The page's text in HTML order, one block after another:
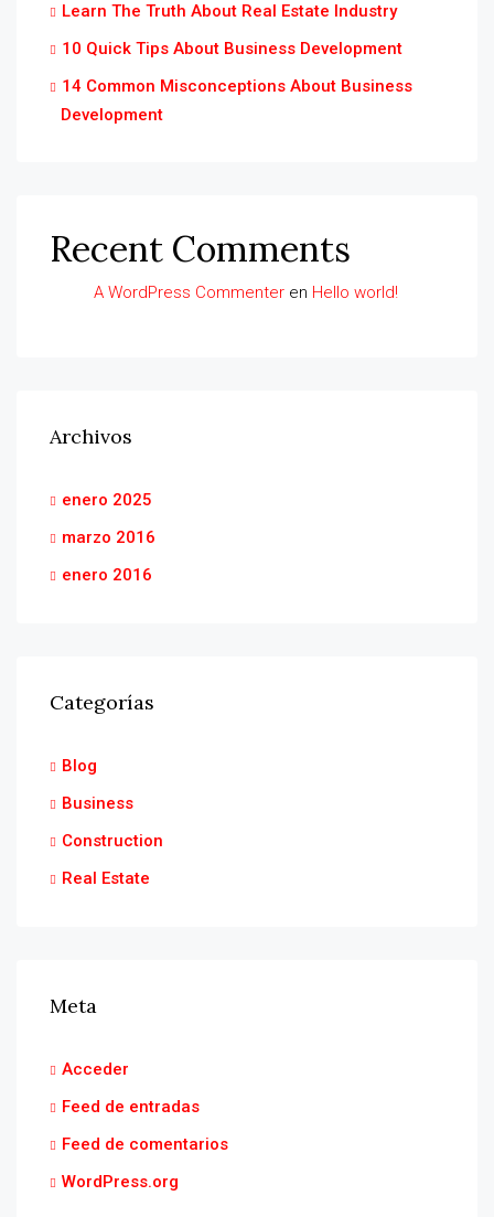
Learn The Truth About Real Estate Industry
10 Quick Tips About Business Development
14 Common Misconceptions About Business
Development
Recent Comments
A WordPress Commenter en Hello world!
Archivos
enero 2025
marzo 2016
enero 2016
Categorías
Blog
Business
Construction
Real Estate
Meta
Acceder
Feed de entradas
Feed de comentarios
WordPress.org